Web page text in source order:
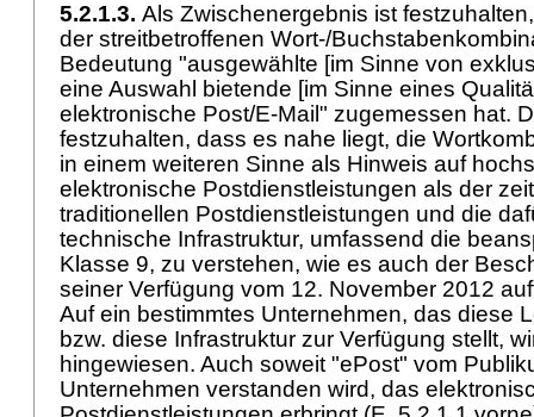
5.2.1.3. Als Zwischenergebnis ist
der streitbetroffenen Wort-/
Bedeutung "ausgewählte [im Sinne von
eine Auswahl bietende [im Sinne eines
elektronische Post/E-Mail" zugemessen hat.
festzuhalten, dass es nahe liegt, die
in einem weiteren Sinne als Hinweis auf
elektronische Postdienstleistungen als der
traditionellen Postdienstleistungen und die
technische Infrastruktur, umfassend die
Klasse 9, zu verstehen, wie es auch der
seiner Verfügung vom 12. November 2012
Auf ein bestimmtes Unternehmen, das diese
bzw. diese Infrastruktur zur Verfügung stellt,
hingewiesen. Auch soweit "ePost" vom
Unternehmen verstanden wird, das